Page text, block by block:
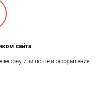
сайта
или почте и оформление